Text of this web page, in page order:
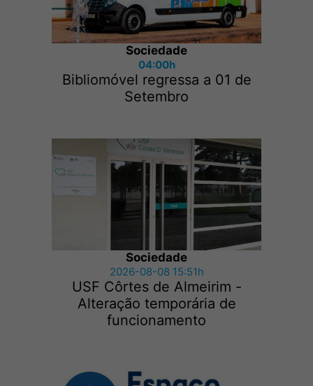
Sociedade
04:00h
Bibliomóvel regressa a 01 de
Setembro
Sociedade
2026-08-08 15:51h
USF Côrtes de Almeirim -
Alteração temporária de
funcionamento